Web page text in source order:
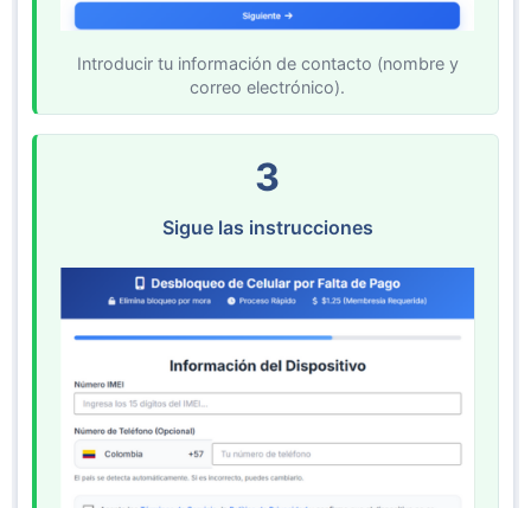
Introducir tu información de contacto (nombre y
correo electrónico).
3
Sigue las instrucciones